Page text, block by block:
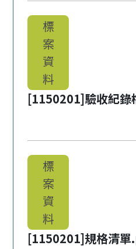
標
案
資
料
[1150201]驗收紀
標
案
資
料
[1150201]規格清